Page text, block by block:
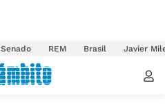
Senado REM Brasil Javier